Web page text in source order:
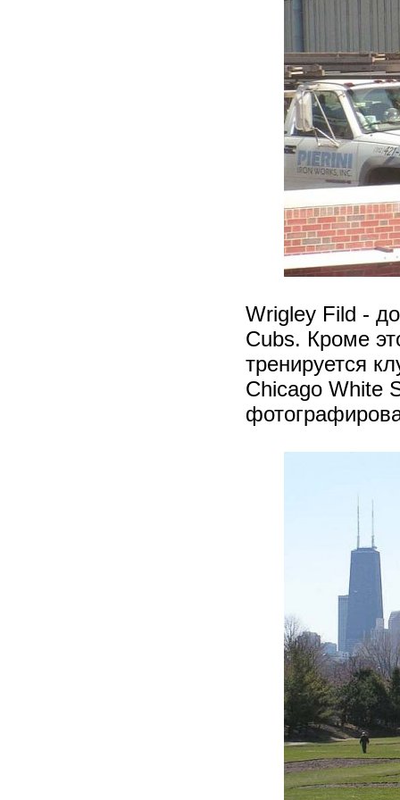
Wrigley Fild -
Cubs. Кроме
тренируется
Chicago White